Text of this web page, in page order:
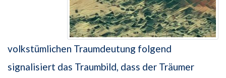
volkstümlichen Traumdeutung folgend
signalisiert das Traumbild, dass der Träumer